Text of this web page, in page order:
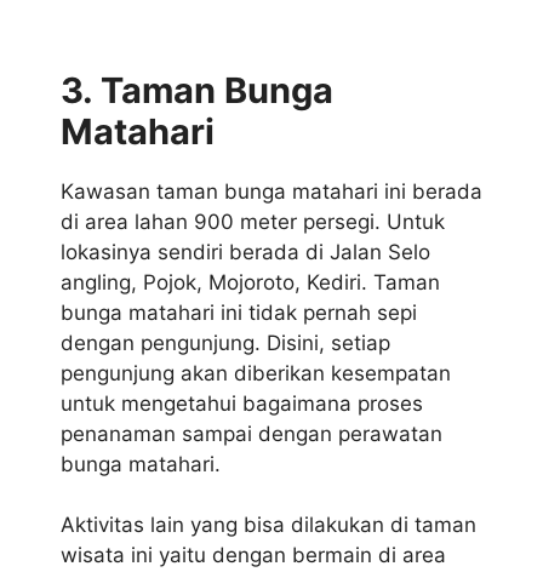
3. Taman Bunga
Matahari
Kawasan taman bunga matahari ini berada
di area lahan 900 meter persegi. Untuk
lokasinya sendiri berada di Jalan Selo
angling, Pojok, Mojoroto, Kediri. Taman
bunga matahari ini tidak pernah sepi
dengan pengunjung. Disini, setiap
pengunjung akan diberikan kesempatan
untuk mengetahui bagaimana proses
penanaman sampai dengan perawatan
bunga matahari.
Aktivitas lain yang bisa dilakukan di taman
wisata ini yaitu dengan bermain di area